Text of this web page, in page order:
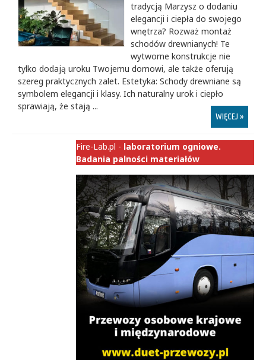
tradycją Marzysz o dodaniu
elegancji i ciepła do swojego
wnętrza? Rozważ montaż
schodów drewnianych! Te
wytworne konstrukcje nie
tylko dodają uroku Twojemu domowi, ale także oferują
szereg praktycznych zalet. Estetyka: Schody drewniane są
symbolem elegancji i klasy. Ich naturalny urok i ciepło
sprawiają, że stają ...
WIĘCEJ »
Fire-Lab.pl - laboratorium ogniowe.
Badania palności materiałów